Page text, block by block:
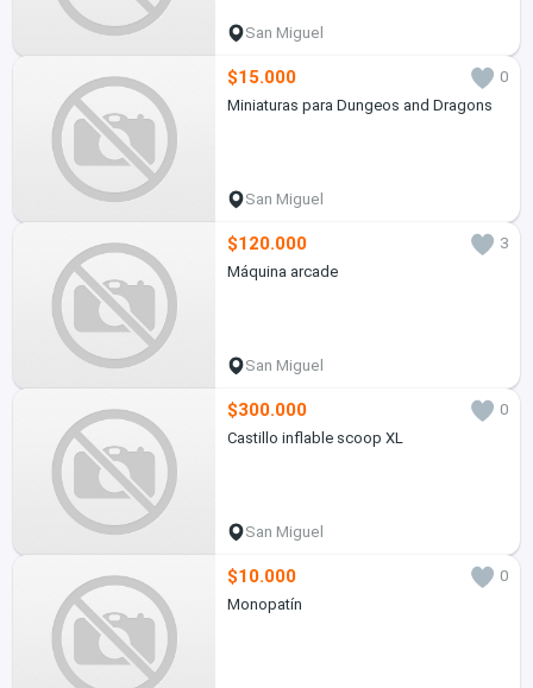
San Miguel
$15.000
0
Miniaturas para Dungeos and Dragons
San Miguel
$120.000
3
Máquina arcade
San Miguel
$300.000
0
Castillo inflable scoop XL
San Miguel
$10.000
0
Monopatín